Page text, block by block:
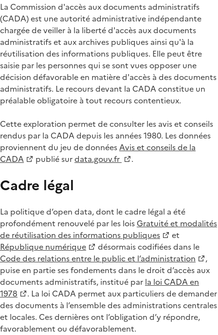
La Commission d'accès aux documents administratifs
(CADA) est une autorité administrative indépendante
chargée de veiller à la liberté d'accès aux documents
administratifs et aux archives publiques ainsi qu'à la
réutilisation des informations publiques. Elle peut être
saisie par les personnes qui se sont vues opposer une
décision défavorable en matière d'accès à des documents
administratifs. Le recours devant la CADA constitue un
préalable obligatoire à tout recours contentieux.
Cette exploration permet de consulter les avis et conseils
rendus par la CADA depuis les années 1980. Les données
proviennent du jeu de donnéesAvis et conseils de la
CADA
publié surdata.gouv.fr .
Cadre légal
La politique d’open data, dont le cadre légal a été
profondément renouvelé par les loisGratuité et modalités
de réutilisation des informations publiques
et
République numérique
désormais codifiées dans le
Code des relations entre le public et l’administration
,
puise en partie ses fondements dans le droit d’accès aux
documents administratifs, institué par la loi CADA en
1978
. La loi CADA permet aux particuliers de demander
des documents à l’ensemble des administrations centrales
et locales. Ces dernières ont l’obligation d’y répondre,
favorablement ou défavorablement.